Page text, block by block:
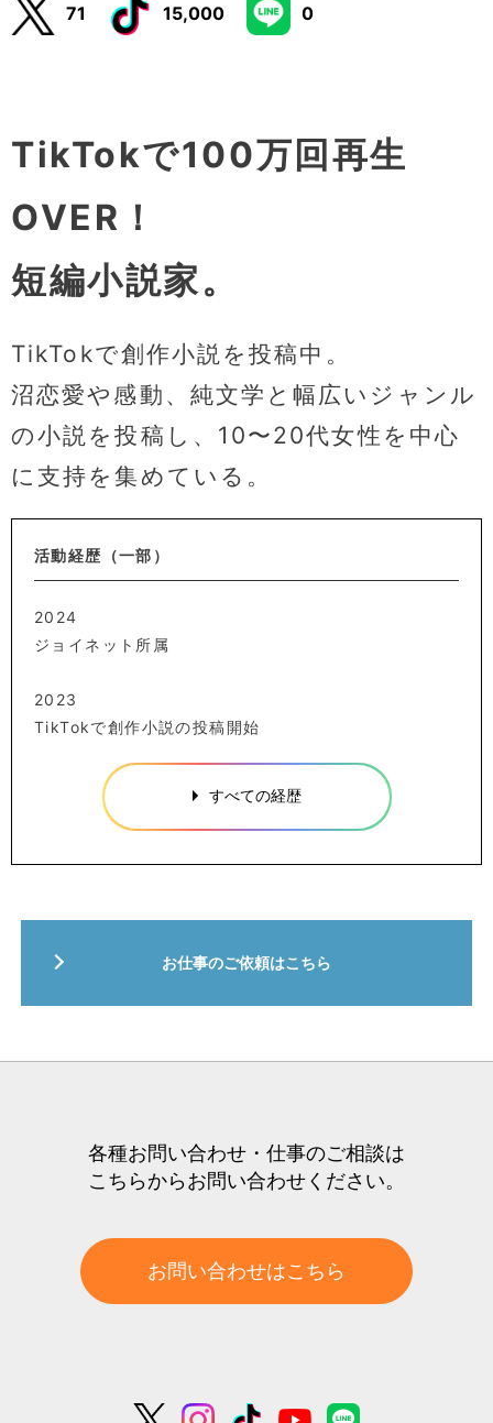
71 15,000 0
TikTokで100万回再生
OVER！
短編小説家。
TikTokで創作小説を投稿中。
沼恋愛や感動、純文学と幅広いジャンル
の小説を投稿し、10〜20代女性を中心
に支持を集めている。
活動経歴（一部）
2024
ジョイネット所属
2023
TikTokで創作小説の投稿開始
すべての経歴
お仕事のご依頼はこちら
各種お問い合わせ・仕事のご相談は
こちらからお問い合わせください。
お問い合わせはこちら